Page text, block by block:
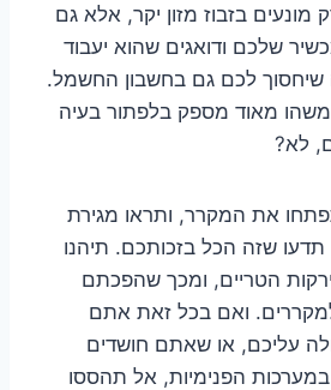
בזבוז מזון יקר, אלא גם
שלכם ודואגים שהוא יעבוד
שיחסוך לכם גם בחשבון החשמל.
משהו מאוד מספק בלפתור בעיה
לא?
את המקרר, ותראו מגירת
תדעו שזה הכל בזכותכם. תיהנו
הטריים, ומכך שהפכתם
ואם בכל זאת אתם
עליכם, או שאתם חושדים
הפנימיות, אל תהססו